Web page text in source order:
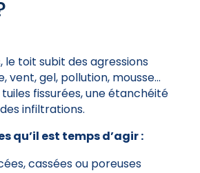
le toit subit des agressions
vent, gel, pollution, mousse…
fissurées, une étanchéité
infiltrations.
qu’il est temps d’agir :
cassées ou poreuses